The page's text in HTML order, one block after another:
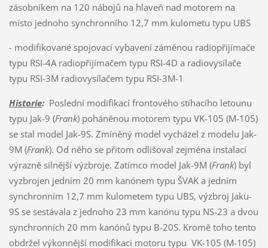
zásobníkem na 120 nábojů na hlaveň nad motorem na
místo jednoho synchronního 12,7 mm kulometu typu UBS
- modifikované spojovací vybavení záměnou radiopřijímače
typu RSI-4A radiopřijímačem typu RSI-4D a radiovysílače
typu RSI-3M radiovysílačem typu RSI-3M-1
Historie:Poslední modifikací frontového stíhacího letounu
typu Jak-9 (Frank) poháněnou motorem typu VK-105 (M-105)
se stal model Jak-9S. Zmíněný model vycházel z modelu Jak-
9M (Frank). Od něho se přitom odlišoval zejména instalací
výrazně silnější výzbroje. Zatímco model Jak-9M (Frank) byl
vyzbrojen jedním 20 mm kanónem typu ŠVAK a jedním
synchronním 12,7 mm kulometem typu UBS, výzbroj Jaku-
9S se sestávala z jednoho 23 mm kanónu typu NS-23 a dvou
synchronních 20 mm kanónů typu B-20S. Kromě toho tento
obdržel výkonnější modifikaci motoru typu VK-105 (M-105)